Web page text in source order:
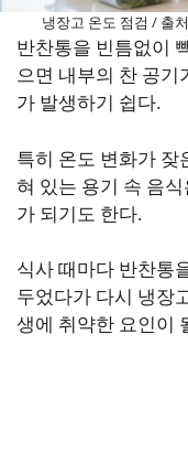
냉장고 온도 점검 / 출
반찬통을 빈틈없이
으면 내부의 찬 공기
가 발생하기 쉽다.
특히 온도 변화가 잦
혀 있는 용기 속 음
가 되기도 한다.
식사 때마다 반찬통
두었다가 다시 냉장
생에 취약한 요인이